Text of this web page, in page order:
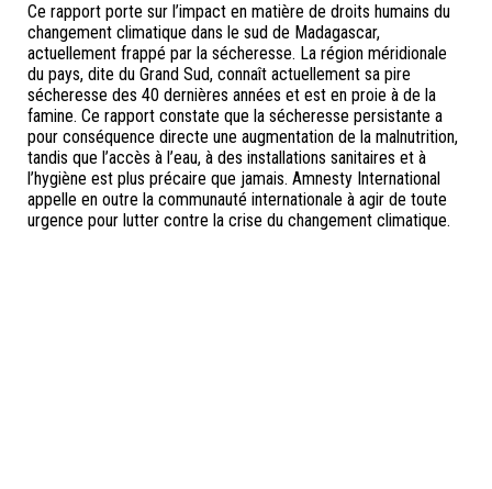
Ce rapport porte sur l’impact en matière de droits humains du
changement climatique dans le sud de Madagascar,
actuellement frappé par la sécheresse. La région méridionale
du pays, dite du Grand Sud, connaît actuellement sa pire
sécheresse des 40 dernières années et est en proie à de la
famine. Ce rapport constate que la sécheresse persistante a
pour conséquence directe une augmentation de la malnutrition,
tandis que l’accès à l’eau, à des installations sanitaires et à
l’hygiène est plus précaire que jamais. Amnesty International
appelle en outre la communauté internationale à agir de toute
urgence pour lutter contre la crise du changement climatique.